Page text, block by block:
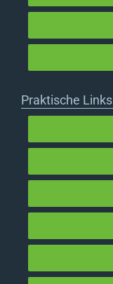
Praktische Links